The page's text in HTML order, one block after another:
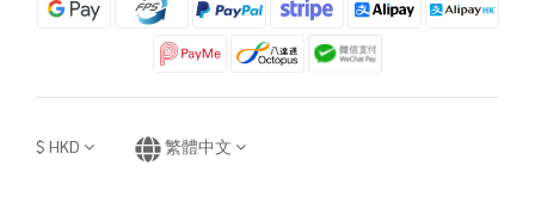
$ HKD 繁體中文